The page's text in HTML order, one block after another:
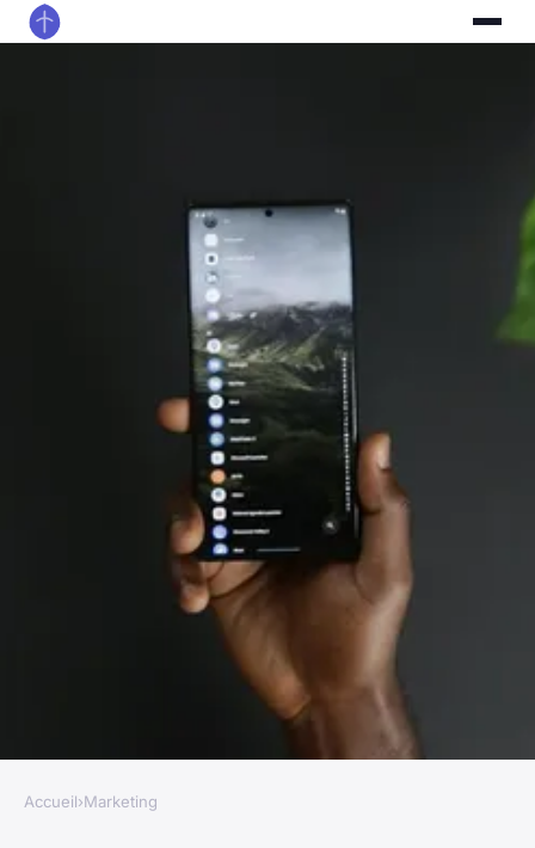
Accueil›Marketing